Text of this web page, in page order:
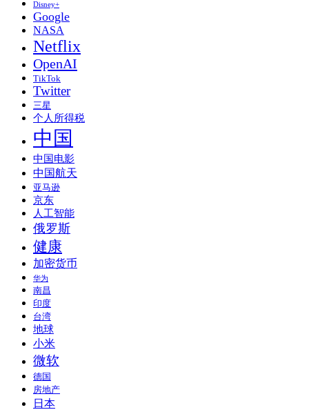
Disney+
Google
NASA
Netflix
OpenAI
TikTok
Twitter
三星
个人所得税
中国
中国电影
中国航天
亚马逊
京东
人工智能
俄罗斯
健康
加密货币
华为
南昌
印度
台湾
地球
小米
微软
德国
房地产
日本